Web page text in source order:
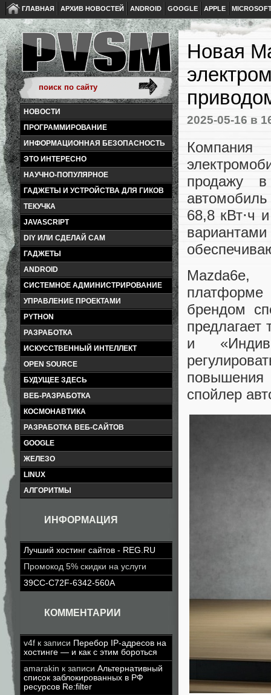
ГЛАВНАЯ АРХИВ НОВОСТЕЙ ANDROID GOOGLE APPLE
НОВОСТИ
ПРОГРАММИРОВАНИЕ
ИНФОРМАЦИОННАЯ БЕЗОПАСНОСТЬ
ЭТО ИНТЕРЕСНО
НАУЧНО-ПОПУЛЯРНОЕ
ГАДЖЕТЫ И УСТРОЙСТВА ДЛЯ ГИКОВ
ТЕКУЧКА
JAVASCRIPT
DIY ИЛИ СДЕЛАЙ САМ
ГАДЖЕТЫ
ANDROID
СИСТЕМНОЕ АДМИНИСТРИРОВАНИЕ
УПРАВЛЕНИЕ ПРОЕКТАМИ
PYTHON
РАЗРАБОТКА
ИСКУССТВЕННЫЙ ИНТЕЛЛЕКТ
OPEN SOURCE
БУДУЩЕЕ ЗДЕСЬ
ВЕБ-РАЗРАБОТКА
КОСМОНАВТИКА
РАЗРАБОТКА ВЕБ-САЙТОВ
GOOGLE
ЖЕЛЕЗО
LINUX
АЛГОРИТМЫ
ИНФОРМАЦИЯ
Лучший хостинг сайтов - REG.RU
Промокод 5% скидки на услуги
39CC-C72F-6342-560A
КОММЕНТАРИИ
v4f к записи Перебор IP-адресов на
хостинге — и как с этим бороться
amarakin к записи Альтернативный
список заблокированных в РФ
ресурсов Re:filter
Новая
2025-05-16 в
продажу
68,8 кВт⋅ч
Mazda6e,
брендом
и
спойлер